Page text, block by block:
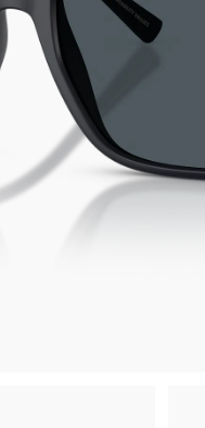
senza spesa minima